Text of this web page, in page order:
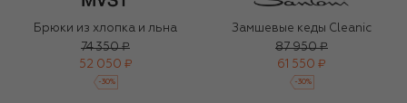
Брюки из хлопка и льна
74 350 ₽
52 050 ₽
-30%
Замшевые кеды Cleanic
87 950 ₽
61 550 ₽
-30%